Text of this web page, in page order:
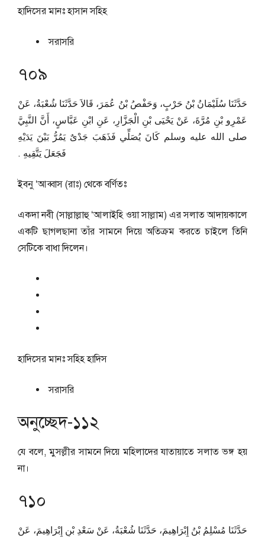
হাদিসের মানঃহাসান সহিহ
সরাসরি
৭০৯
حَدَّثَنَا سُلَيْمَانُ بْنُ حَرْبٍ، وَحَفْصُ بْنُ عُمَرَ، قَالاَ حَدَّثَنَا شُعْبَةُ، عَنْ
عَمْرِو بْنِ مُرَّةَ، عَنْ يَحْيَى بْنِ الْجَزَّارِ، عَنِ ابْنِ عَبَّاسٍ، أَنَّ النَّبِيَّ
صلى الله عليه وسلم كَانَ يُصَلِّي فَذَهَبَ جَدْىٌ يَمُرُّ بَيْنَ يَدَيْهِ
فَجَعَلَ يَتَّقِيهِ ‏.‏
ইবনু ‘আব্বাস (রাঃ) থেকে বর্ণিতঃ
একদা নবী (সাল্লাল্লাহু ‘আলাইহি ওয়া সাল্লাম) এর সলাত আদায়কালে
একটি ছাগলছানা তাঁর সামনে দিয়ে অতিক্রম করতে চাইলে তিনি
সেটিকে বাধা দিলেন।
হাদিসের মানঃসহিহ হাদিস
সরাসরি
অনুচ্ছেদ-১১২
যে বলে, মুসল্লীর সামনে দিয়ে মহিলাদের যাতায়াতে সলাত ভঙ্গ হয়
না।
৭১০
حَدَّثَنَا مُسْلِمُ بْنُ إِبْرَاهِيمَ، حَدَّثَنَا شُعْبَةُ، عَنْ سَعْدِ بْنِ إِبْرَاهِيمَ، عَنْ